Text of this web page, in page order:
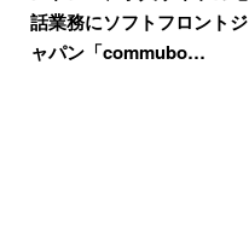
話業務にソフトフロントジ
ャパン「commubo…